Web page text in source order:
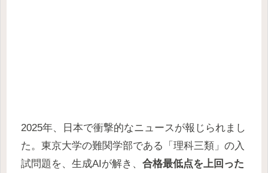
2025年、日本で衝撃的なニュースが報じられまし
た。東京大学の難関学部である「理科三類」の入
試問題を、生成AIが解き、 合格最低点を上回った